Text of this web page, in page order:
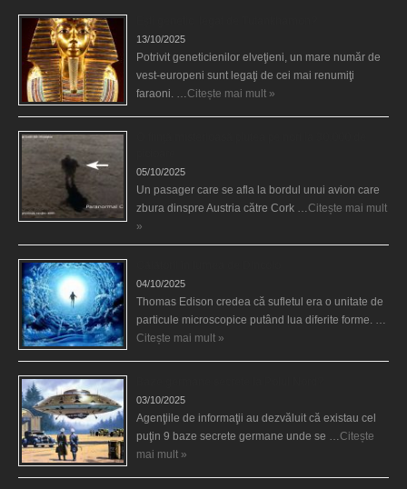
13/10/2025
Potrivit geneticienilor elveţieni, un mare număr de
vest-europeni sunt legaţi de cei mai renumiţi
faraoni. …Citește mai mult »
05/10/2025
Un pasager care se afla la bordul unui avion care
zbura dinspre Austria către Cork …Citește mai mult
»
04/10/2025
Thomas Edison credea că sufletul era o unitate de
particule microscopice putând lua diferite forme. …
Citește mai mult »
03/10/2025
Agenţiile de informaţii au dezvăluit că existau cel
puţin 9 baze secrete germane unde se …Citește
mai mult »